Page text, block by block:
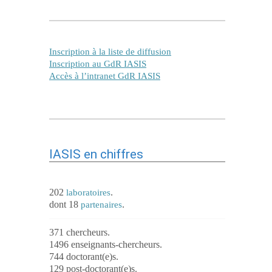
Inscription à la liste de diffusion
Inscription au GdR IASIS
Accès à l’intranet GdR IASIS
IASIS en chiffres
202 laboratoires.
dont 18 partenaires.
371 chercheurs.
1496 enseignants-chercheurs.
744 doctorant(e)s.
129 post-doctorant(e)s.